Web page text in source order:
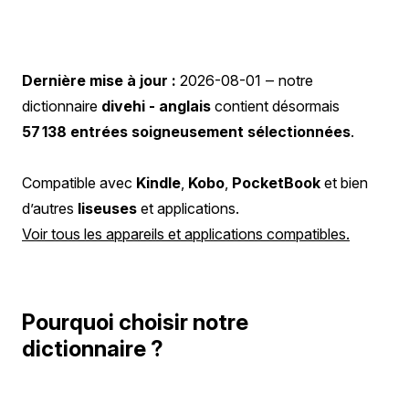
Dernière mise à jour : 2026-08-01 ‒ notre
dictionnaire divehi - anglais contient désormais
57 138 entrées soigneusement sélectionnées.
Compatible avec Kindle Kobo PocketBook et bien
d’autres liseuses et applications.
Voir tous les appareils et applications compatibles.
Pourquoi choisir notre
dictionnaire ?